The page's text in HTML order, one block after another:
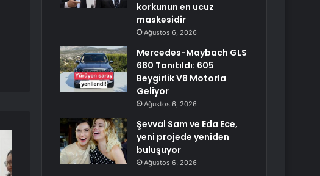
korkunun en ucuz
maskesidir
Ağustos 6, 2026
Mercedes-Maybach GLS
680 Tanıtıldı: 605
Beygirlik V8 Motorla
Geliyor
Ağustos 6, 2026
Şevval Sam ve Eda Ece,
yeni projede yeniden
buluşuyor
Ağustos 6, 2026